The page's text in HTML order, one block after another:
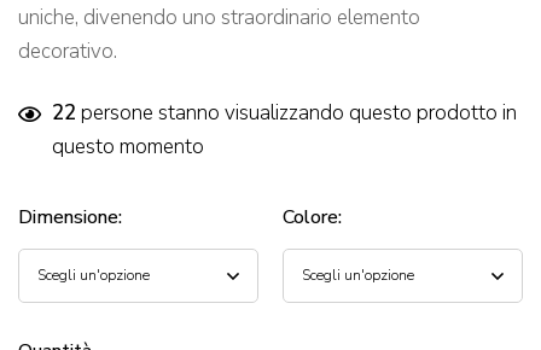
uniche, divenendo uno straordinario elemento
decorativo.
22 persone stanno visualizzando questo prodotto in
questo momento
Dimensione: Colore: